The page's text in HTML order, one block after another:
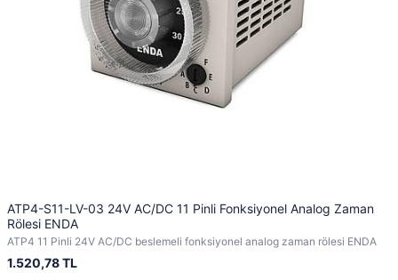
ATP4-S11-LV-03 24V AC/DC 11 Pinli Fonksiyonel Analog Zaman
Rölesi ENDA
ATP4 11 Pinli 24V AC/DC beslemeli fonksiyonel analog zaman rölesi ENDA
1.520,78 TL